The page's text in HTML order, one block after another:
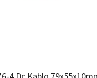
4 Dc Kablo